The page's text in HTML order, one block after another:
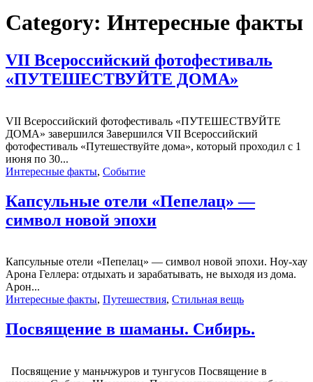
Category: Интересные факты
VII Всероссийский фотофестиваль
«ПУТЕШЕСТВУЙТЕ ДОМА»
VII Всероссийский фотофестиваль «ПУТЕШЕСТВУЙТЕ
ДОМА» завершился Завершился VII Всероссийский
фотофестиваль «Путешествуйте дома», который проходил с 1
июня по 30...
Интересные факты, Событие
Капсульные отели «Пепелац» —
символ новой эпохи
Капсульные отели «Пепелац» — символ новой эпохи. Ноу-хау
Арона Геллера: отдыхать и зарабатывать, не выходя из дома.
Арон...
Интересные факты, Путешествия, Стильная вещь
Посвящение в шаманы. Сибирь.
Посвящение у маньчжуров и тунгусов Посвящение в